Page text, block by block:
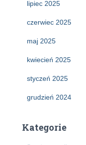
lipiec 2025
czerwiec 2025
maj 2025
kwiecień 2025
styczeń 2025
grudzień 2024
Kategorie